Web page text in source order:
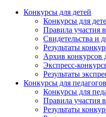
Конкурсы для детей
Конкурсы для
Правила участия
Свидетельства и
Результаты
Архив конкурсов
Экспресс-
Результаты
Конкурсы для педагогов
Конкурсы для
Правила участия
Результаты